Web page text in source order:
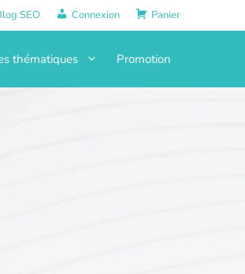
SEO Connexion Panier
thématiques Promotion